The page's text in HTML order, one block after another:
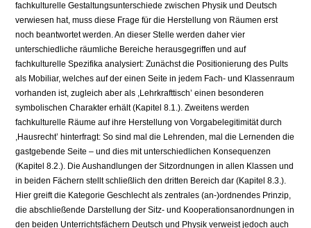
fachkulturelle Gestaltungsunterschiede zwischen Physik und Deutsch
verwiesen hat, muss diese Frage für die Herstellung von Räumen erst
noch beantwortet werden. An dieser Stelle werden daher vier
unterschiedliche räumliche Bereiche herausgegriffen und auf
fachkulturelle Spezifika analysiert: Zunächst die Positionierung des Pults
als Mobiliar, welches auf der einen Seite in jedem Fach- und Klassenraum
vorhanden ist, zugleich aber als ,Lehrkrafttisch’ einen besonderen
symbolischen Charakter erhält (Kapitel 8.1.). Zweitens werden
fachkulturelle Räume auf ihre Herstellung von Vorgabelegitimität durch
,Hausrecht’ hinterfragt: So sind mal die Lehrenden, mal die Lernenden die
gastgebende Seite – und dies mit unterschiedlichen Konsequenzen
(Kapitel 8.2.). Die Aushandlungen der Sitzordnungen in allen Klassen und
in beiden Fächern stellt schließlich den dritten Bereich dar (Kapitel 8.3.).
Hier greift die Kategorie Geschlecht als zentrales (an-)ordnendes Prinzip,
die abschließende Darstellung der Sitz- und Kooperationsanordnungen in
den beiden Unterrichtsfächern Deutsch und Physik verweist jedoch auch